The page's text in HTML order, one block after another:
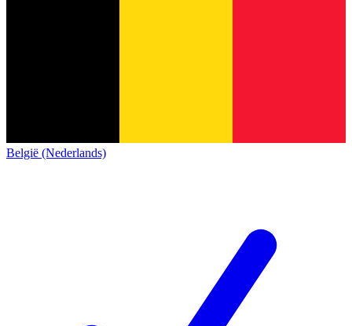
België (Nederlands)